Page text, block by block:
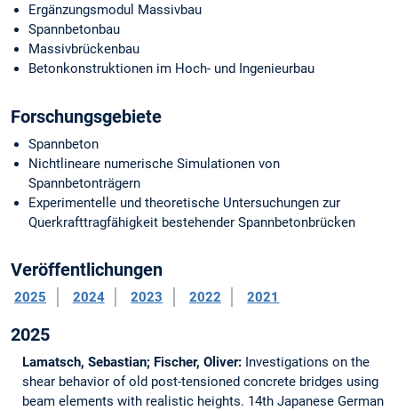
Ergänzungsmodul Massivbau
Spannbetonbau
Massivbrückenbau
Betonkonstruktionen im Hoch- und Ingenieurbau
Forschungsgebiete
Spannbeton
Nichtlineare numerische Simulationen von
Spannbetonträgern
Experimentelle und theoretische Untersuchungen zur
Querkrafttragfähigkeit bestehender Spannbetonbrücken
Veröffentlichungen
2025 2024 2023 2022 2021
2025
Lamatsch, Sebastian; Fischer, Oliver: Investigations on the
shear behavior of old post-tensioned concrete bridges using
beam elements with realistic heights. 14th Japanese German